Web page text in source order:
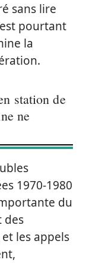
sans lire
pourtant
la
station de
ne
1970-1980
du
des
les appels